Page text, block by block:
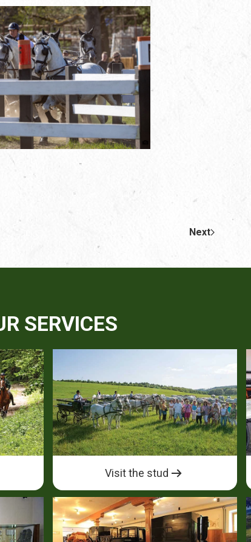
Next
SERVICES
Visit the stud